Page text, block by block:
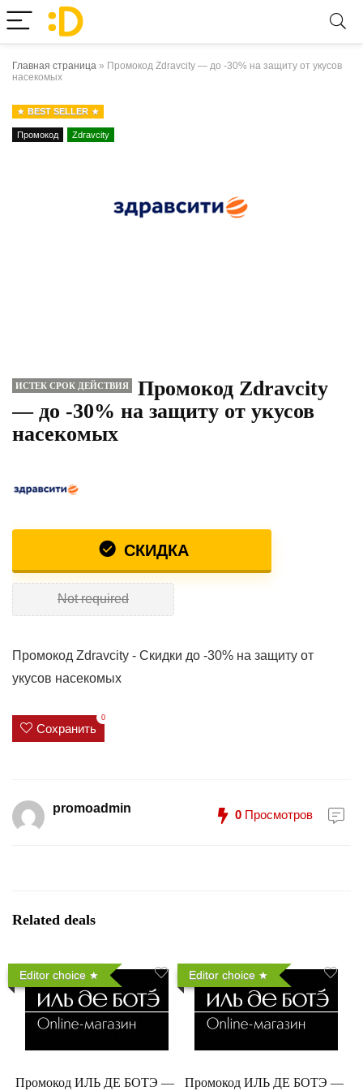
Главная страница » Промокод Zdravcity — до -30% на защиту от укусов
насекомых
BEST SELLER
Промокод Zdravcity
ИСТЕК СРОК ДЕЙСТВИЯ
Промокод Zdravcity
— до -30% на защиту от укусов
насекомых
СКИДКА
Not required
Промокод Zdravcity - Скидки до -30% на защиту от
укусов насекомых
Сохранить
0
promoadmin 0 Просмотров
Related deals
Editor choice
Промокод ИЛЬ ДЕ БОТЭ —
Editor choice
Промокод ИЛЬ ДЕ БОТЭ —